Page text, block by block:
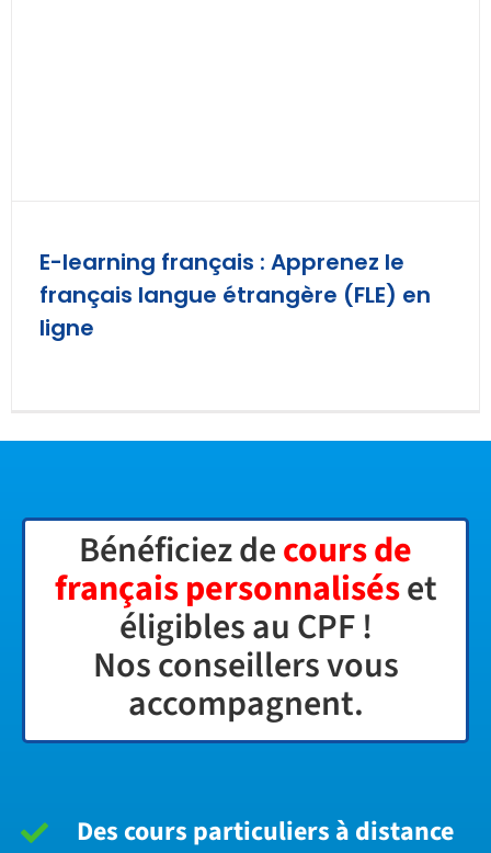
E-learning français : Apprenez le
français langue étrangère (FLE) en
ligne
Bénéficiez decoursde
français personnaliséset
éligibles au CPF !
Nos conseillers vous
accompagnent.
Des cours particuliers à distance